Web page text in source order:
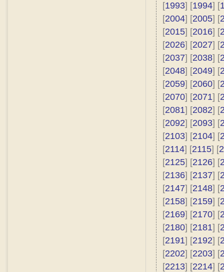
[1993] [1994] [
[2004] [2005] [
[2015] [2016] [
[2026] [2027] [
[2037] [2038] [
[2048] [2049] [
[2059] [2060] [
[2070] [2071] [
[2081] [2082] [
[2092] [2093] [
[2103] [2104] [
[2114] [2115] [
[2125] [2126] [
[2136] [2137] [
[2147] [2148] [
[2158] [2159] [
[2169] [2170] [
[2180] [2181] [
[2191] [2192] [
[2202] [2203] [
[2213] [2214] [